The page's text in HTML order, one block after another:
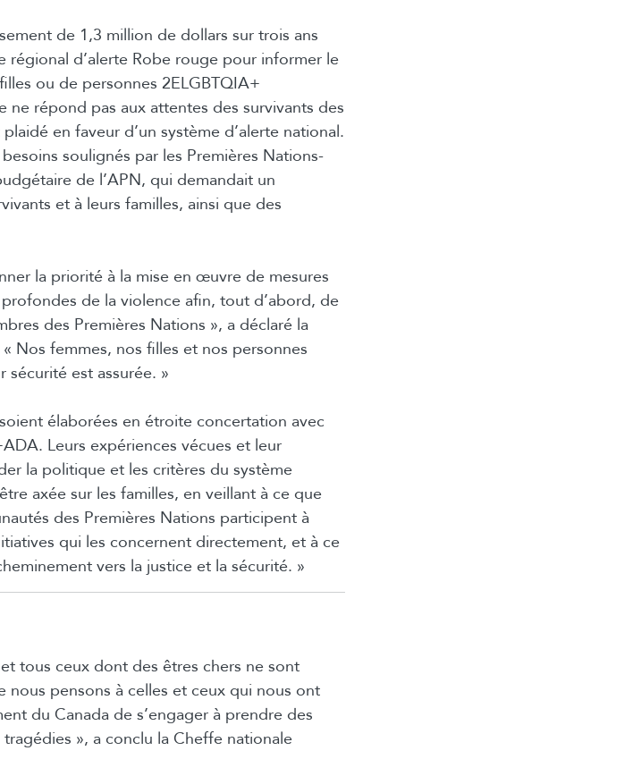
de 1,3 million de dollars sur trois ans
régional d’alerte Robe rouge pour informer le
ou de personnes 2ELGBTQIA+
répond pas aux attentes des survivants des
en faveur d’un système d’alerte national.
soulignés par les Premières Nations-
de l’APN, qui demandait un
et à leurs familles, ainsi que des
la priorité à la mise en œuvre de mesures
de la violence afin, tout d’abord, de
des Premières Nations », a déclaré la
Nos femmes, nos filles et nos personnes
sécurité est assurée. »
élaborées en étroite concertation avec
Leurs expériences vécues et leur
la politique et les critères du système
axée sur les familles, en veillant à ce que
des Premières Nations participent à
qui les concernent directement, et à ce
vers la justice et la sécurité. »
tous ceux dont des êtres chers ne sont
nous pensons à celles et ceux qui nous ont
du Canada de s’engager à prendre des
», a conclu la Cheffe nationale